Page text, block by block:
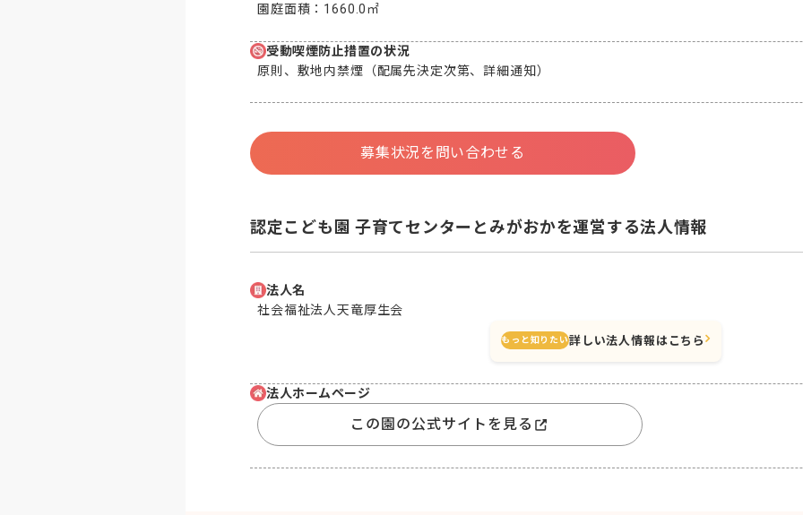
園庭面積： 1660.0㎡
受動喫煙防止措置の状況
原則、敷地内禁煙（配属先決定次第、詳細通知）
募集状況を問い合わせる
認定こども園 子育てセンターとみがおかを運営する法人情報
法人名
社会福祉法人天竜厚生会
もっと知りたい詳しい法人情報はこちら
法人ホームページ
この園の公式サイトを見る